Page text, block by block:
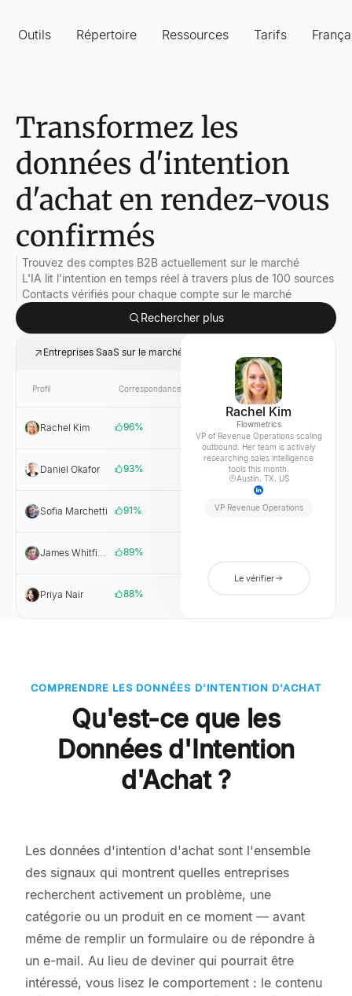
Outils Répertoire Ressources Tarifs
Transformez les
données d'intention
d'achat en rendez-vous
confirmés
Trouvez des comptes B2B actuellement sur le marché
L'IA lit l'intention en temps réel à travers plus de 100 sources
Contacts vérifiés pour chaque compte sur le marché
Rechercher plus
Entreprises SaaS sur le marché de l'intelligence commerciale
Profil Correspondance Entreprise
Rachel Kim 96%
Daniel Okafor 93%
Sofia Marchetti 91% Cortex
James Whitfield 89%
Priya Nair 88%
Rachel Kim
Flowmetrics
VP of Revenue Operations scaling
outbound. Her team is actively
researching sales intelligence
tools this month.
Austin, TX, US
VP Revenue Operations
Le vérifier
COMPRENDRE LES DONNÉES D'INTENTION D'ACHAT
Qu'est-ce que les
Données d'Intention
d'Achat ?
Les données d'intention d'achat sont l'ensemble
des signaux qui montrent quelles entreprises
recherchent activement un problème, une
catégorie ou un produit en ce moment — avant
même de remplir un formulaire ou de répondre à
un e-mail. Au lieu de deviner qui pourrait être
intéressé, vous lisez le comportement : le contenu